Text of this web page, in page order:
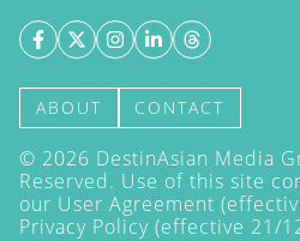
ABOUT CONTACT
© 2026 DestinAsian Media
Reserved. Use of this site
our User Agreement
Privacy Policy (effective 21/